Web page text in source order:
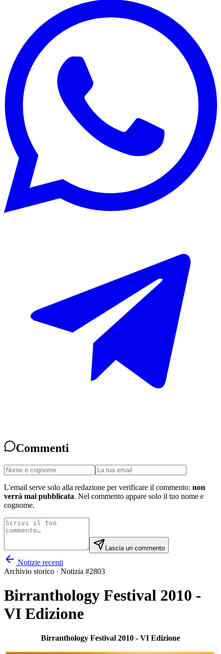
Commenti
L'email serve solo alla redazione per verificare il commento: non
verrà mai pubblicata. Nel commento appare solo il tuo nome e
cognome.
Lascia un commento
Notizie recenti
Archivio storico · Notizia #2803
Birranthology Festival 2010 -
VI Edizione
Birranthology Festival 2010 - VI Edizione